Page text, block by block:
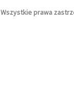
Wszystkie prawa